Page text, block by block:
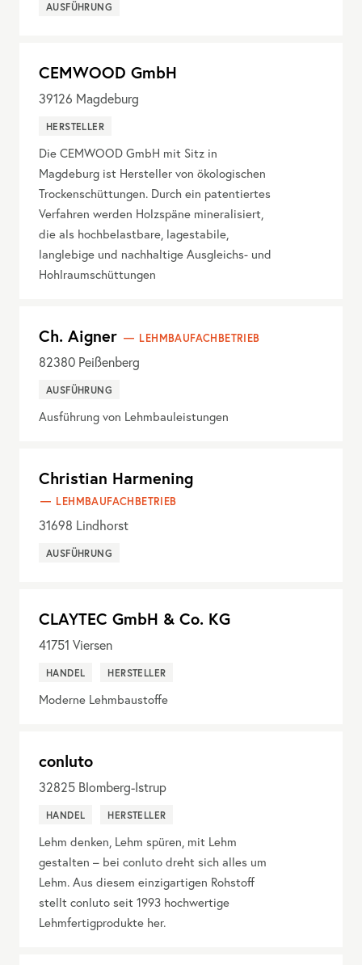
AUSFÜHRUNG
CEMWOOD GmbH
39126 Magdeburg
HERSTELLER
Die CEMWOOD GmbH mit Sitz in
Magdeburg ist Hersteller von ökologischen
Trockenschüttungen. Durch ein patentiertes
Verfahren werden Holzspäne mineralisiert,
die als hochbelastbare, lagestabile,
langlebige und nachhaltige Ausgleichs- und
Hohlraumschüttungen
Ch. Aigner LEHMBAUFACHBETRIEB
82380 Peißenberg
AUSFÜHRUNG
Ausführung von Lehmbauleistungen
Christian Harmening
LEHMBAUFACHBETRIEB
31698 Lindhorst
AUSFÜHRUNG
CLAYTEC GmbH & Co. KG
41751 Viersen
HANDEL HERSTELLER
Moderne Lehmbaustoffe
conluto
32825 Blomberg-Istrup
HANDEL HERSTELLER
Lehm denken, Lehm spüren, mit Lehm
gestalten – bei conluto dreht sich alles um
Lehm. Aus diesem einzigartigen Rohstoff
stellt conluto seit 1993 hochwertige
Lehmfertigprodukte her.